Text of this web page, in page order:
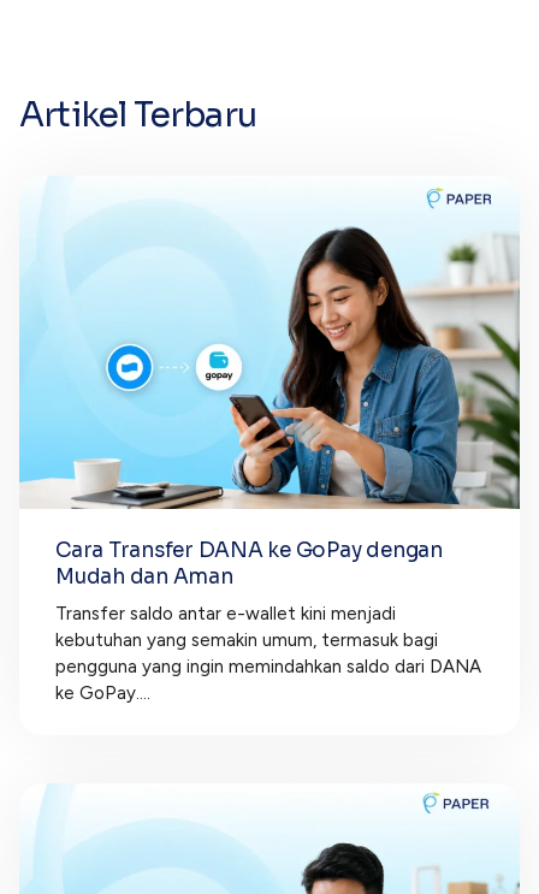
Artikel Terbaru
Cara Transfer DANA ke GoPay dengan
Mudah dan Aman
Transfer saldo antar e-wallet kini menjadi
kebutuhan yang semakin umum, termasuk bagi
pengguna yang ingin memindahkan saldo dari DANA
ke GoPay....